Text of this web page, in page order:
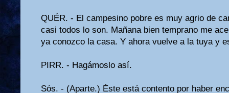
QUÉR. - El campesino pobre es muy agrio de
casi todos lo son. Mañana bien temprano me
ya conozco la casa. Y ahora vuelve a la tuya y
PIRR. - Hagámoslo así.
Sós. - (Aparte.) Éste está contento por haber